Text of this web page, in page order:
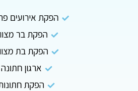
הפקת אירועים
הפקת בר
הפקת בת
ארגון חתונה
הפקת